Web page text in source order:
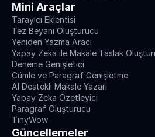
Mini Araçlar
Tarayıcı Eklentisi
Tez Beyanı Oluşturucu
Yeniden Yazma Aracı
Yapay Zeka ile Makale Taslak
Deneme Genişletici
Cümle ve Paragraf Genişletme
AI Destekli Makale Yazarı
Yapay Zeka Özetleyici
Paragraf Oluşturucu
TinyWow
Güncellemeler